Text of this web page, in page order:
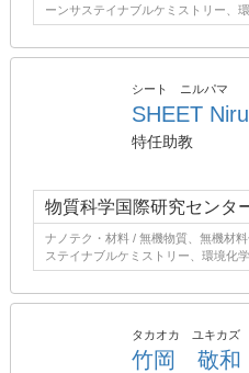
ーンサステイナブルケミストリー、
シート ニルパマ
SHEET
特任助教
物質科学国際研究センタ
ナノテク・材料 / 無機物質、無機材
ステイナブルケミストリー、環境化学
タカオカ ユキカズ
竹岡 敬和